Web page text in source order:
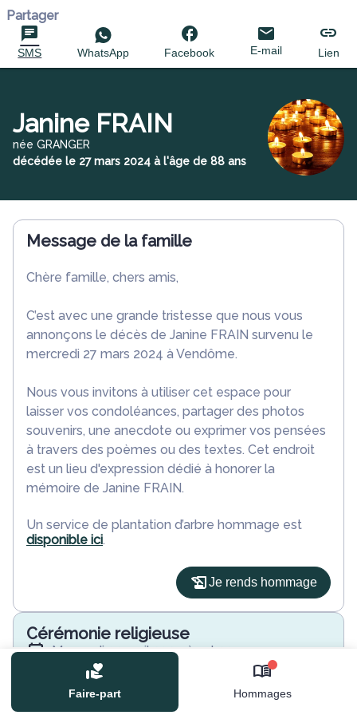
Faire-part Hommages
Partager
SMS WhatsApp Facebook E-mail Lien
Janine FRAIN
née GRANGER
décédée le 27 mars 2024 à l'âge de 88 ans
Message de la famille
Chère famille, chers amis,
C’est avec une grande tristesse que nous vous
annonçons le décès de Janine FRAIN survenu le
mercredi 27 mars 2024 à Vendôme.
Nous vous invitons à utiliser cet espace pour
laisser vos condoléances, partager des photos
souvenirs, une anecdote ou exprimer vos pensées
à travers des poèmes ou des textes. Cet endroit
est un lieu d'expression dédié à honorer la
mémoire de Janine FRAIN.
Un service de plantation d’arbre hommage est
disponible ici.
Je rends hommage
Cérémonie religieuse
mercredi 03 avril 2024 à 14h30
Eglise la Madeleine de Vendome
1 Place de La Madeleine
41100 Vendome